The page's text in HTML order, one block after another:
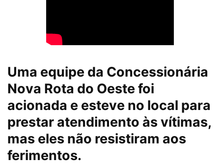
Uma equipe da Concessionária
Nova Rota do Oeste foi
acionada e esteve no local para
prestar atendimento às vítimas,
mas eles não resistiram aos
ferimentos.